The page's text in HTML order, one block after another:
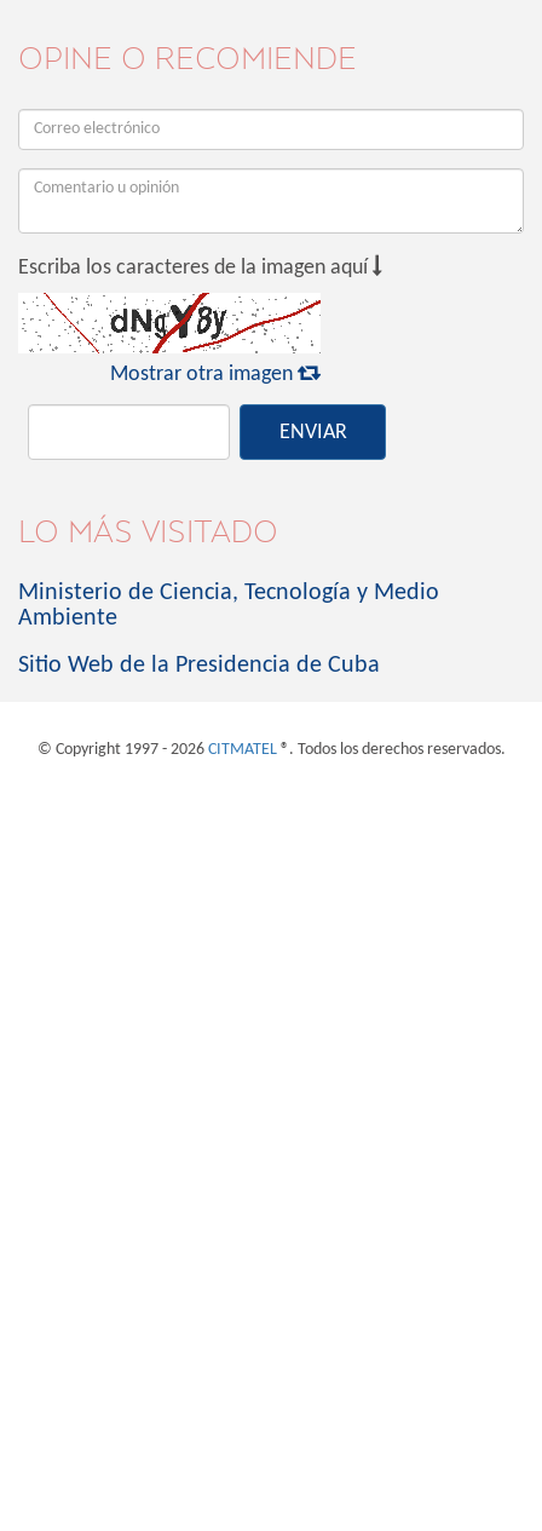
OPINE O RECOMIENDE
Escriba los caracteres de la imagen aquí 
Mostrar otra imagen 
ENVIAR
LO MÁS VISITADO
Ministerio de Ciencia, Tecnología y Medio
Ambiente
Sitio Web de la Presidencia de Cuba
© Copyright 1997 - 2026 CITMATEL®. Todos los derechos reservados.